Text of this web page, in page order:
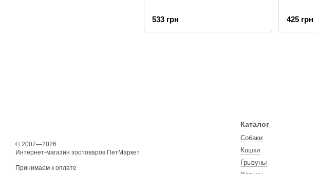
533 грн 425 грн
© 2007—2026
Интернет-магазин зоотоваров ПетМаркет
Принимаем к оплате
Каталог
Собаки
Кошки
Грызуны